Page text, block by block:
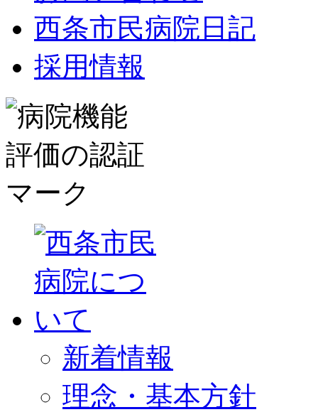
西条市民病院日記
採用情報
新着情報
理念・基本方針